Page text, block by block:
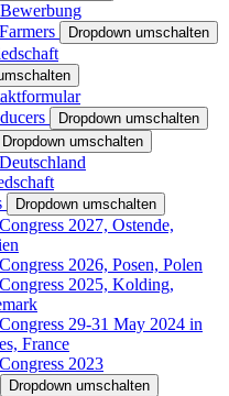
Dropdown umschalten
Dropdown umschalten
Dropdown umschalten
Dropdown umschalten
2027, Ostende,
2026, Posen, Polen
2025, Kolding,
29-31 May 2024 in
France
2023
Dropdown umschalten